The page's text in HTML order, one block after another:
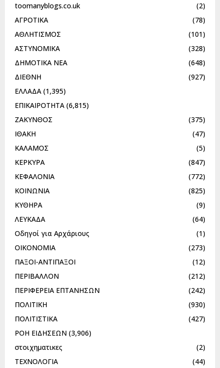
toomanyblogs.co.uk
(2)
ΑΓΡΟΤΙΚΑ
(78)
ΑΘΛΗΤΙΣΜΟΣ
(101)
ΑΣΤΥΝΟΜΙΚΑ
(328)
ΔΗΜΟΤΙΚΑ ΝΕΑ
(648)
ΔΙΕΘΝΗ
(927)
ΕΛΛΑΔΑ (1,395)
ΕΠΙΚΑΙΡΟΤΗΤΑ (6,815)
ΖΑΚΥΝΘΟΣ
(375)
ΙΘΑΚΗ
(47)
ΚΑΛΑΜΟΣ
(5)
ΚΕΡΚΥΡΑ
(847)
ΚΕΦΑΛΟΝΙΑ
(772)
ΚΟΙΝΩΝΙΑ
(825)
ΚΥΘΗΡΑ
(9)
ΛΕΥΚΑΔΑ
(64)
Οδηγοί για Αρχάριους
(1)
ΟΙΚΟΝΟΜΙΑ
(273)
ΠΑΞΟΙ-ΑΝΤΙΠΑΞΟΙ
(12)
ΠΕΡΙΒΑΛΛΟΝ
(212)
ΠΕΡΙΦΕΡΕΙΑ ΕΠΤΑΝΗΣΩΝ
(242)
ΠΟΛΙΤΙΚΗ
(930)
ΠΟΛΙΤΙΣΤΙΚΑ
(427)
ΡΟΗ ΕΙΔΗΣΕΩΝ (3,906)
στοιχηματικες
(2)
ΤΕΧΝΟΛΟΓΙΑ
(44)